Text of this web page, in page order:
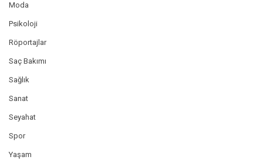
Moda
Psikoloji
Röportajlar
Saç Bakımı
Sağlık
Sanat
Seyahat
Spor
Yaşam